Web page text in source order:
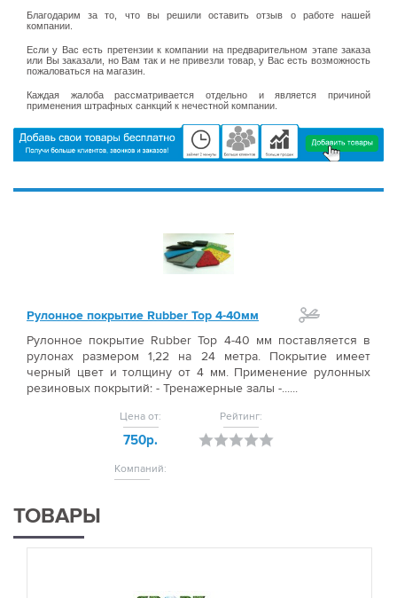
Благодарим за то, что вы решили оставить отзыв о работе нашей
компании.
Если у Вас есть претензии к компании на предварительном этапе заказа
или Вы заказали, но Вам так и не привезли товар, у Вас есть возможность
пожаловаться на магазин.
Каждая жалоба рассматривается отдельно и является причиной
применения штрафных санкций к нечестной компании.
Рулонное покрытие Rubber Top 4-40мм
Рулонное покрытие Rubber Top 4-40 мм поставляется в
рулонах размером 1,22 на 24 метра. Покрытие имеет
черный цвет и толщину от 4 мм. Применение рулонных
резиновых покрытий: - Тренажерные залы -......
Цена от:
750р.
Компаний:
Рейтинг:
ТОВАРЫ